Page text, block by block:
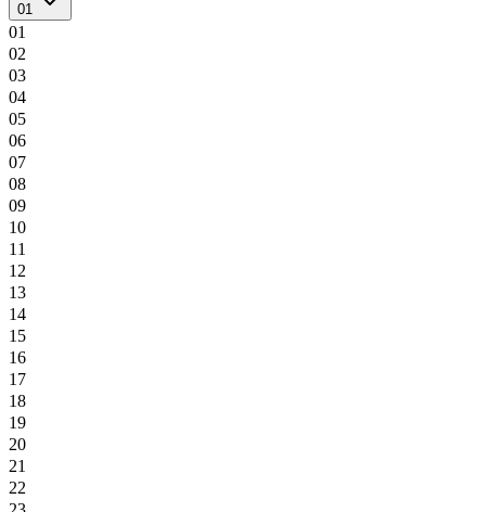
01
01
02
03
04
05
06
07
08
09
10
11
12
13
14
15
16
17
18
19
20
21
22